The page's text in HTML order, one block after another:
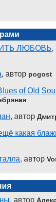
ЛЮБОВЬ,
, автор pogost
of Old
, автор
какая
, автор
, автор